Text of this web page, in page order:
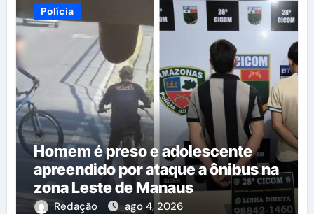
Polícia
Homem é preso e adolescente
apreendido por ataque a ônibus na
zona Leste de Manaus
Redação ago 4, 2026